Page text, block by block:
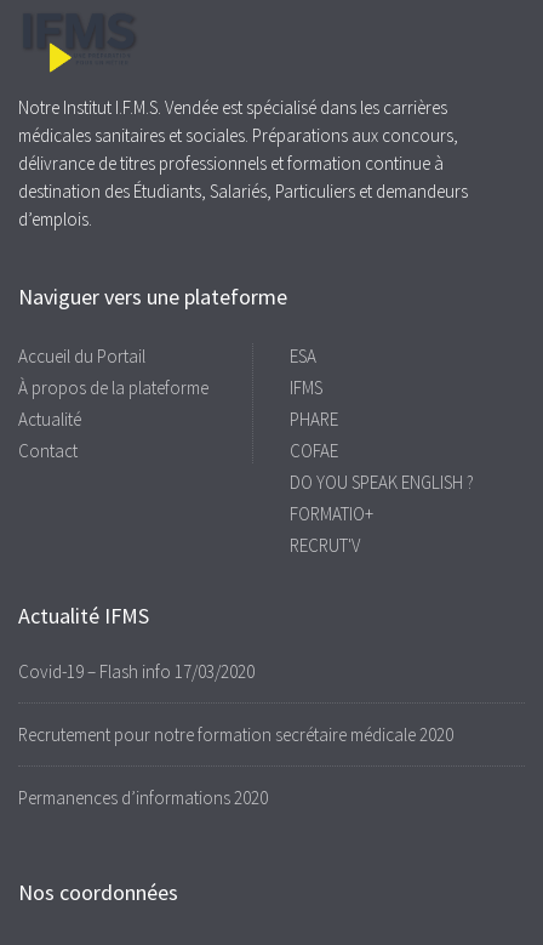
Notre Institut I.F.M.S. Vendée est spécialisé dans les carrières
médicales sanitaires et sociales. Préparations aux concours,
délivrance de titres professionnels et formation continue à
destination des Étudiants, Salariés, Particuliers et demandeurs
d’emplois.
Naviguer vers une plateforme
Accueil du Portail
À propos de la plateforme
Actualité
Contact
ESA
IFMS
PHARE
COFAE
DO YOU SPEAK ENGLISH ?
FORMATIO+
RECRUT'V
Actualité IFMS
Covid-19 – Flash info 17/03/2020
Recrutement pour notre formation secrétaire médicale 2020
Permanences d’informations 2020
Nos coordonnées